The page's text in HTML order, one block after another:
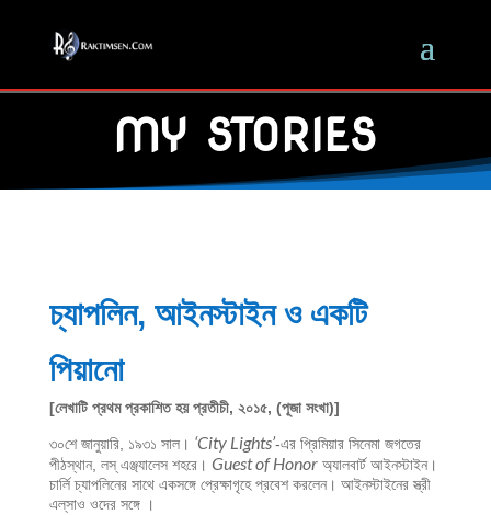
MY STORIES
চ্যাপলিন, আইনস্টাইন ও একটি
পিয়ানো
[লেখাটি প্রথম প্রকাশিত হয় প্রতীচী, ২০১৫, (পূজা সংখা)]
৩০শে জানুয়ারি, ১৯৩১ সাল। ‘City Lights’-এর প্রিমিয়ার সিনেমা জগতের
পীঠস্থান, লস্‌ এঞ্জ্যালেস শহরে। Guest of Honorঅ্যালবার্ট আইনস্টাইন।
চার্লি চ্যাপলিনের সাথে একসঙ্গে প্রেক্ষাগৃহে প্রবেশ করলেন। আইনস্টাইনের স্ত্রী
এল্‌সাও ওদের সঙ্গে ।